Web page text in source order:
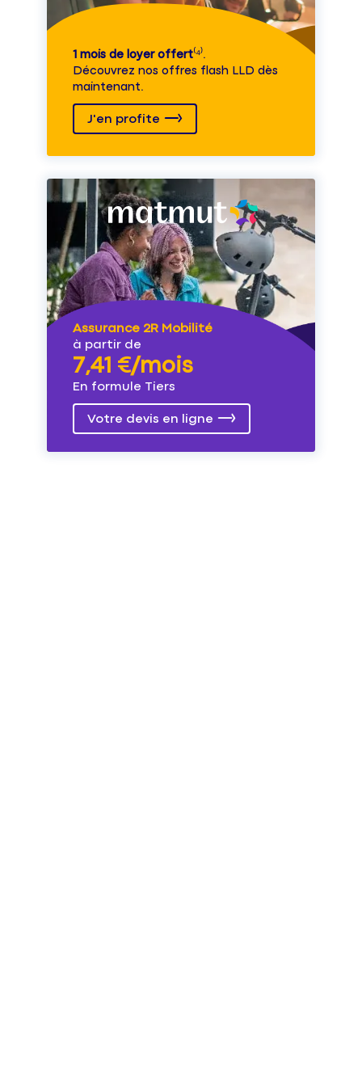
1 mois de loyer offert⁽⁴⁾.
Découvrez nos offres flash LLD dès
maintenant.
J'en profite
Assurance 2R Mobilité
à partir de
7,41 €/mois
En formule Tiers
Votre devis en ligne